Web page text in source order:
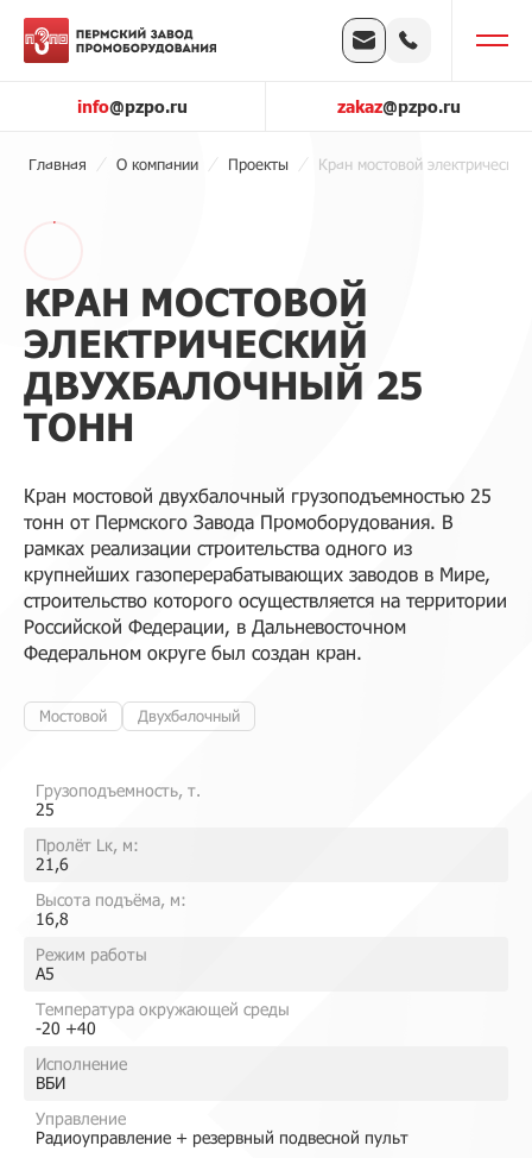
info@pzpo.ru zakaz@pzpo.ru
Главная О компании Проекты Кран мостовой
КРАН МОСТОВОЙ
ЭЛЕКТРИЧЕСКИЙ
ДВУХБАЛОЧНЫЙ 25
ТОНН
Кран мостовой двухбалочный грузоподъемностью 25
тонн от Пермского Завода Промоборудования. В
рамках реализации строительства одного из
крупнейших газоперерабатывающих заводов в Мире,
строительство которого осуществляется на территории
Российской Федерации, в Дальневосточном
Федеральном округе был создан кран.
Мостовой Двухбалочный
Грузоподъемность, т.
25
Пролёт Lк, м:
21,6
Высота подъёма, м:
16,8
Режим работы
A5
Температура окружающей среды
-20 +40
Исполнение
ВБИ
Управление
Радиоуправление + резервный подвесной пульт